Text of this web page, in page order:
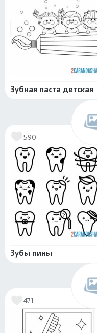
Зубная паста детская
590
Зубы пины
471